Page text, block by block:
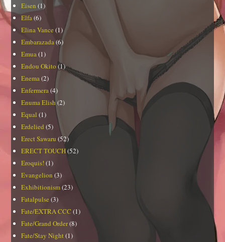
Eisen (1)
Elfa (6)
Elina Vance (1)
Embarazada (6)
Emua (1)
Endou Okito (1)
Enema (2)
Enfermera (4)
Enuma Elish (2)
Equal (1)
Erdelied (5)
Erect Sawaru (52)
ERECT TOUCH(52)
Eroquis! (1)
Evangelion (3)
Exhibitionism(23)
Fatalpulse (3)
Fate/EXTRA CCC (1)
Fate/Grand Order(8)
Fate/Stay Night (1)